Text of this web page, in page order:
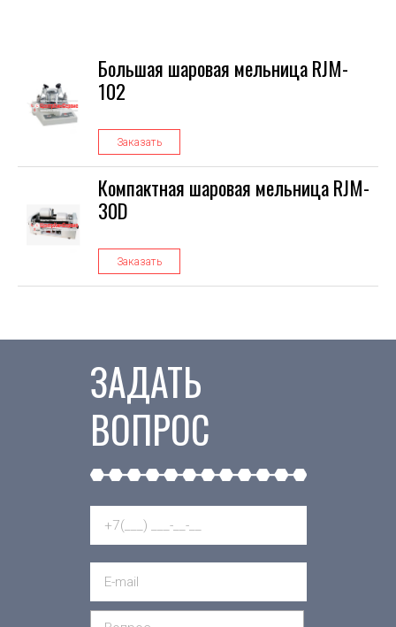
Большая шаровая мельница RJM-
102
Заказать
Компактная шаровая мельница RJM-
30D
Заказать
ЗАДАТЬ
ВОПРОС